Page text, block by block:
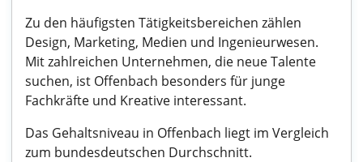
Zu den häufigsten Tätigkeitsbereichen zählen
Design, Marketing, Medien und Ingenieurwesen.
Mit zahlreichen Unternehmen, die neue Talente
suchen, ist Offenbach besonders für junge
Fachkräfte und Kreative interessant.
Das Gehaltsniveau in Offenbach liegt im Vergleich
zum bundesdeutschen Durchschnitt.